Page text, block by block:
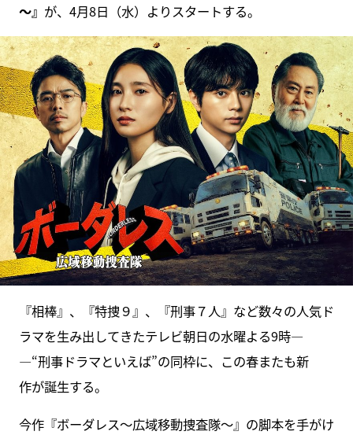
～』 が、4月8日（水）よりスタートする。
『相棒』、『特捜９』、『刑事７人』など数々の人気ド
ラマを生み出してきたテレビ朝日の水曜よる9時―
―“刑事ドラマといえば”の同枠に、この春またも新
作が誕生する。
今作『ボーダレス～広域移動捜査隊～』の脚本を手がけ